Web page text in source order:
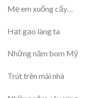
Mẹ em xuống cấy…
Hạt gạo làng ta
Những năm bom Mỹ
Trút trên mái nhà